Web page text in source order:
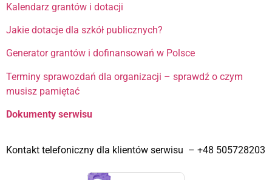
Kalendarz grantów i dotacji
Jakie dotacje dla szkół publicznych?
Generator grantów i dofinansowań w Polsce
Terminy sprawozdań dla organizacji – sprawdź o czym
musisz pamiętać
Dokumenty serwisu
Kontakt telefoniczny dla klientów serwisu – +48 505728203